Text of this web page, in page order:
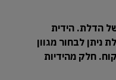
הדלת. הידית
לבחור מגוון
חלק מהידיות